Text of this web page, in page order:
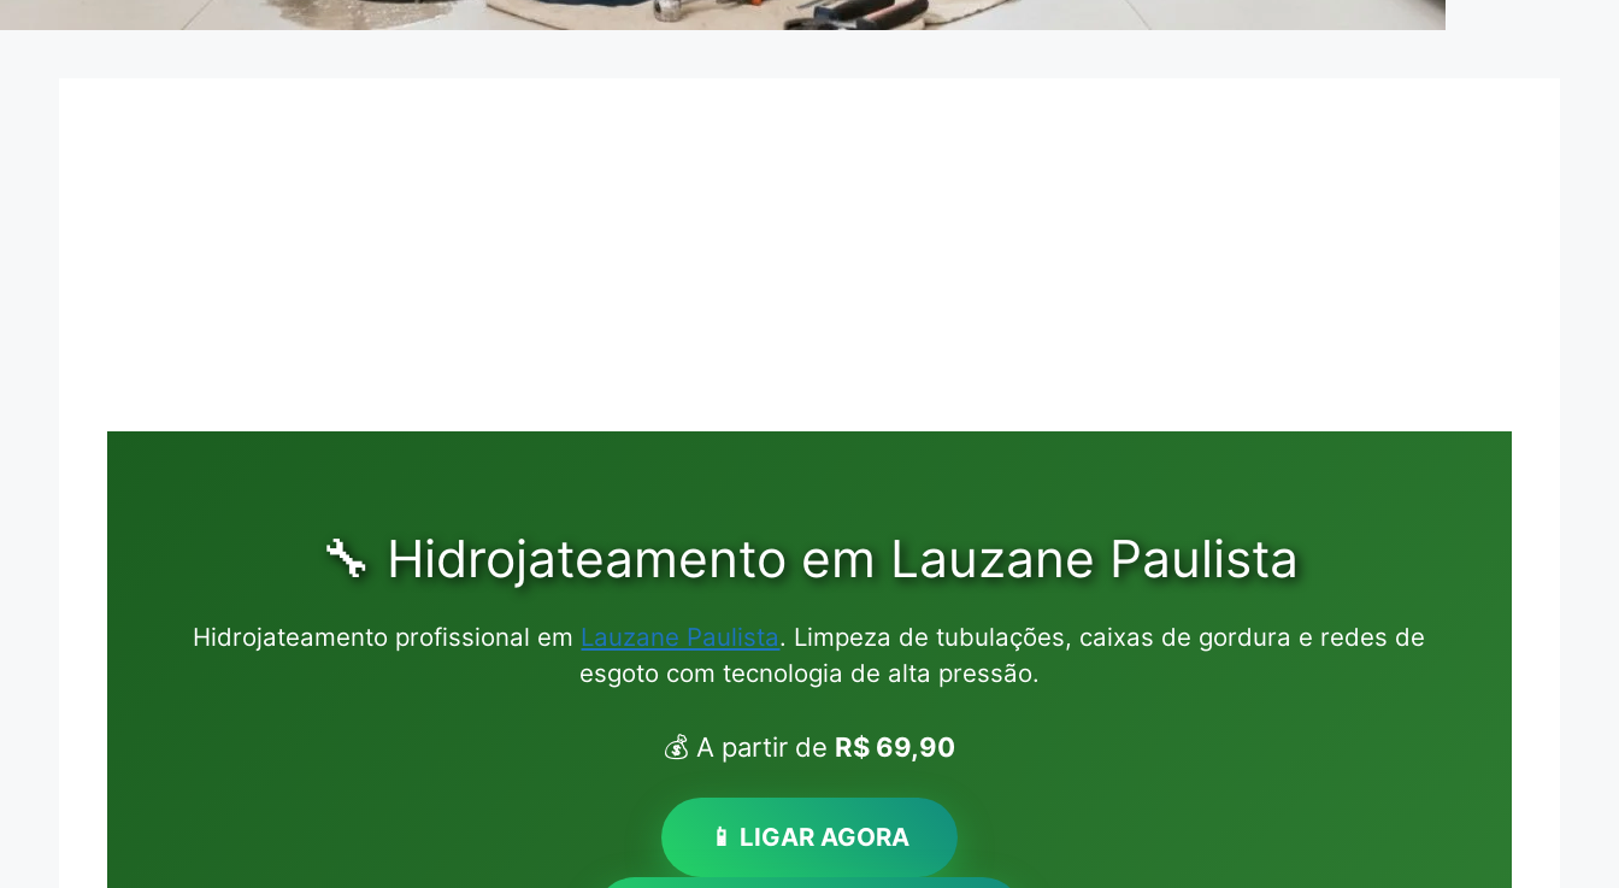
🔧 Hidrojateamento em Lauzane Paulista
Hidrojateamento profissional em Lauzane Paulista. Limpeza de tubulações, caixas de gordura e redes de
esgoto com tecnologia de alta pressão.
💰 A partir de R$ 69,90
📱 LIGAR AGORA